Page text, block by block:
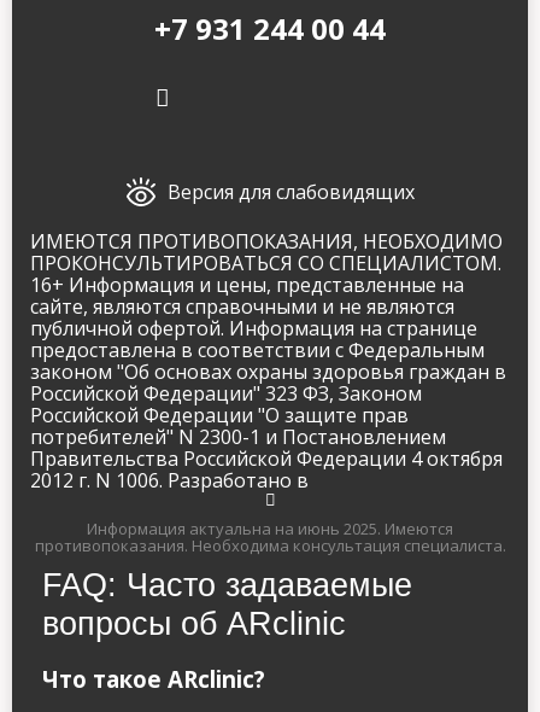
+7 931 244 00 44
Версия для слабовидящих
ИМЕЮТСЯ ПРОТИВОПОКАЗАНИЯ, НЕОБХОДИМО
ПРОКОНСУЛЬТИРОВАТЬСЯ СО СПЕЦИАЛИСТОМ.
16+ Информация и цены, представленные на
сайте, являются справочными и не являются
публичной офертой. Информация на странице
предоставлена в соответствии с Федеральным
законом "Об основах охраны здоровья граждан в
Российской Федерации" 323 ФЗ, Законом
Российской Федерации "О защите прав
потребителей" N 2300-1 и Постановлением
Правительства Российской Федерации 4 октября
2012 г. N 1006. Разработано в
Информация актуальна на июнь 2025. Имеются
противопоказания. Необходима консультация специалиста.
FAQ: Часто задаваемые
вопросы об ARclinic
Что такое ARclinic?